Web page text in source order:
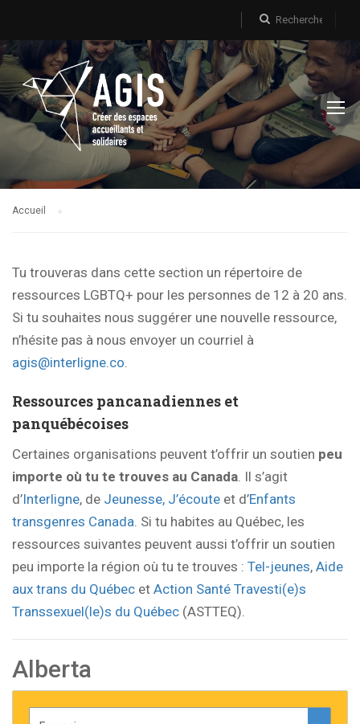
Accueil
Tu trouveras dans cette section un répertoire de
ressources LGBTQ+ pour les personnes de 12 à 20 ans.
Si tu souhaites nous suggérer une nouvelle ressource,
n’hésite pas à nous envoyer un courriel à
agis@interligne.co.
Ressources pancanadiennes et
panquébécoises
Certaines organisations peuvent t’offrir un soutien peu
importe où tu te trouves au Canada. Il s’agit
d’Interligne, de Jeunesse, J’écoute et d’Enfants
transgenres Canada. Si tu habites au Québec, les
ressources suivantes peuvent aussi t’offrir un soutien
peu importe la région où tu te trouves : Tel-jeunes, Aide
aux trans du Québec et Action Santé Travesti(e)s
Transsexuel(le)s du Québec (ASTTEQ).
Alberta